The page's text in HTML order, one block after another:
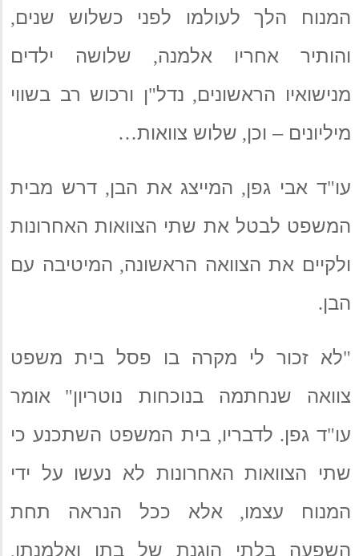
המנוח הלך לעולמו לפני כשלוש שנים,
והותיר אחריו אלמנה, שלושה ילדים
מנישואיו הראשונים, נדל"ן ורכוש רב בשווי
מיליונים – וכן, שלוש צוואות…
עו"ד אבי גפן, המייצג את הבן,דרש מבית
המשפט לבטל את שתי הצוואות האחרונות
ולקיים את הצוואה הראשונה, המיטיבה עם
הבן.
"לא זכור לי מקרה בו פסל בית משפט
צוואה שנחתמה בנוכחות נוטריון" אומר
עו"ד גפן. לדבריו,בית המשפט השתכנע כי
שתי הצוואות האחרונות לא נעשו על ידי
המנוח עצמו, אלא ככל הנראה תחת
השפעה בלתי הוגנת של בתו ואלמנתו,